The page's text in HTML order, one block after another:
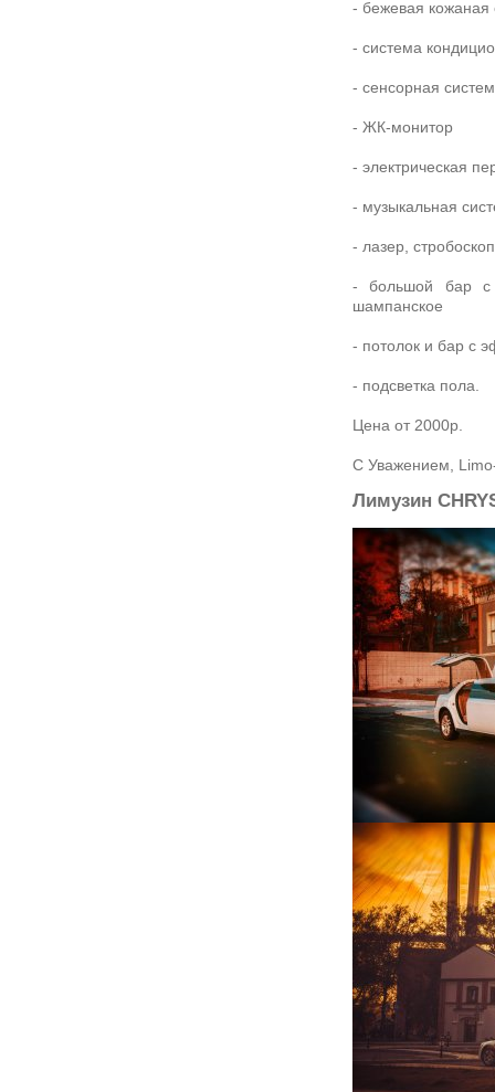
- бежевая кожаная
- система
- сенсорная
- ЖК-монитор
- электрическая
- музыкальная
- лазер, стробоскоп
- большой бар с
шампанское
- потолок и бар с
- подсветка пола.
Цена от 2000р.
С Уважением,
Лимузин